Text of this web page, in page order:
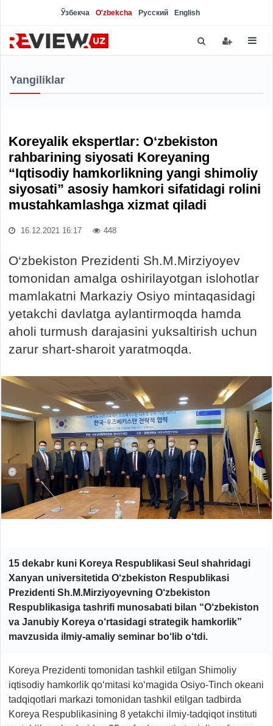
Ўзбекча O'zbekcha Русский English
Yangiliklar
Koreyalik ekspertlar: O‘zbekiston
rahbarining siyosati Koreyaning
“Iqtisodiy hamkorlikning yangi shimoliy
siyosati” asosiy hamkori sifatidagi rolini
mustahkamlashga xizmat qiladi
16.12.2021 16:17 448
O‘zbekiston Prezidenti Sh.M.Mirziyoyev
tomonidan amalga oshirilayotgan islohotlar
mamlakatni Markaziy Osiyo mintaqasidagi
yetakchi davlatga aylantirmoqda hamda
aholi turmush darajasini yuksaltirish uchun
zarur shart-sharoit yaratmoqda.
15 dekabr kuni Koreya Respublikasi Seul shahridagi
Xanyan universitetida O‘zbekiston Respublikasi
Prezidenti Sh.M.Mirziyoyevning O‘zbekiston
Respublikasiga tashrifi munosabati bilan “O‘zbekiston
va Janubiy Koreya o‘rtasidagi strategik hamkorlik”
mavzusida ilmiy-amaliy seminar bo‘lib o‘tdi.
Koreya Prezidenti tomonidan tashkil etilgan Shimoliy
iqtisodiy hamkorlik qo‘mitasi ko‘magida Osiyo-Tinch okeani
tadqiqotlari markazi tomonidan tashkil etilgan tadbirda
Koreya Respublikasining 8 yetakchi ilmiy-tadqiqot instituti